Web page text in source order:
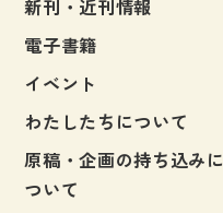
新刊・近刊情報
電子書籍
イベント
わたしたちについて
原稿・企画の持ち込みに
ついて